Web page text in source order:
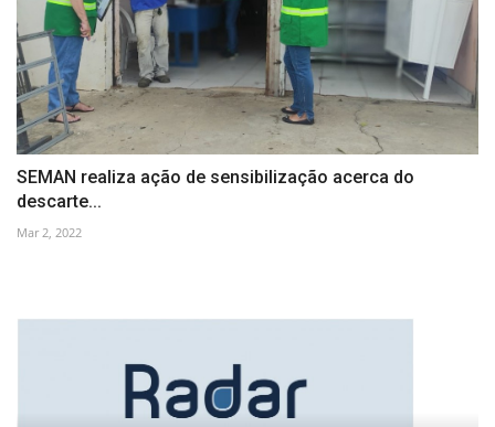
SEMAN realiza ação de sensibilização acerca do
descarte...
Mar 2, 2022